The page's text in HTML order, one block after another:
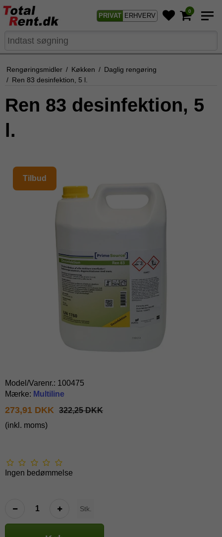
PRIVAT ERHVERV
0
Rengøringsmidler / Køkken /
Daglig rengøring
/ Ren 83 desinfektion, 5 l.
Ren 83 desinfektion, 5
l.
Tilbud
Model/Varenr.: 100475
Mærke: Multiline
273,91 DKK 322,25 DKK
(inkl. moms)
Ingen bedømmelse
Stk.